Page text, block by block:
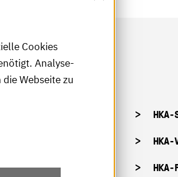
HKA-
Cookies
Analyse-
Webseite zu